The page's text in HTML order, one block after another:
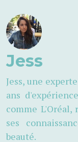
Jess
Jess, une
ans
comme
ses
beauté.